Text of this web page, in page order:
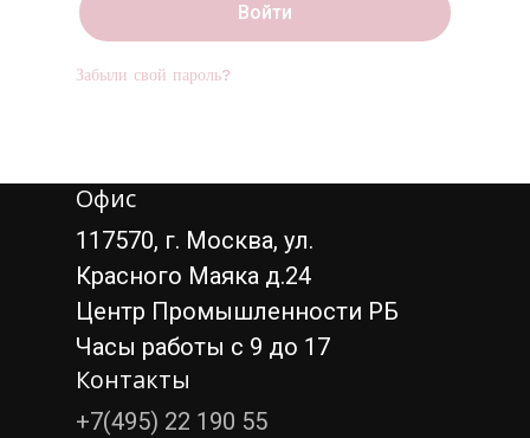
Корзина пуста.
Go To Shop
Войти
Забыли свой пароль?
Офис
117570, г. Москва, ул.
Красного Маяка д.24
Центр Промышленности РБ
Часы работы с 9 до 17
Контакты
+7(495) 22 190 55